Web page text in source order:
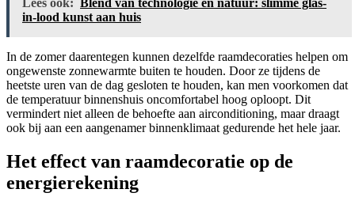
in-lood kunst aan huis
In de zomer daarentegen kunnen dezelfde raamdecoraties helpen om
ongewenste zonnewarmte buiten te houden. Door ze tijdens de
heetste uren van de dag gesloten te houden, kan men voorkomen dat
de temperatuur binnenshuis oncomfortabel hoog oploopt. Dit
vermindert niet alleen de behoefte aan airconditioning, maar draagt
ook bij aan een aangenamer binnenklimaat gedurende het hele jaar.
Het effect van raamdecoratie op de
energierekening